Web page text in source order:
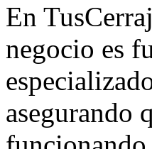
En
negocio es
asegurando